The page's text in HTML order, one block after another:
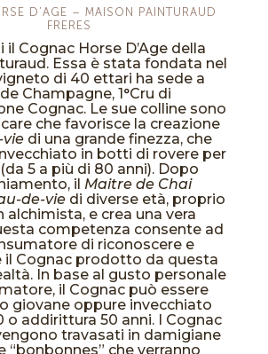
D’AGE – MAISON PAINTURAUD
FRERES
il Cognac Horse D’Age della
Essa è stata fondata nel
di 40 ettari ha sede a
Champagne, 1°Cru di
Cognac. Le sue colline sono
che favorisce la creazione
di una grande finezza, che
in botti di rovere per
(da 5 a più di 80 anni). Dopo
il Maitre de Chai
de-viedi diverse età, proprio
alchimista, e crea una vera
competenza consente ad
di riconoscere e
il Cognac prodotto da questa
In base al gusto personale
il Cognac può essere
giovane oppure invecchiato
o addirittura 50 anni. I Cognac
travasati in damigiane
“bonbonnes” che verranno